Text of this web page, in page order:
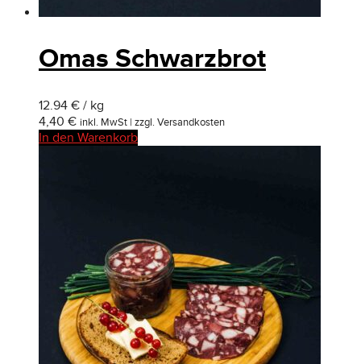
Omas Schwarzbrot
12.94 € / kg
4,40 € inkl. MwSt | zzgl. Versandkosten
In den Warenkorb